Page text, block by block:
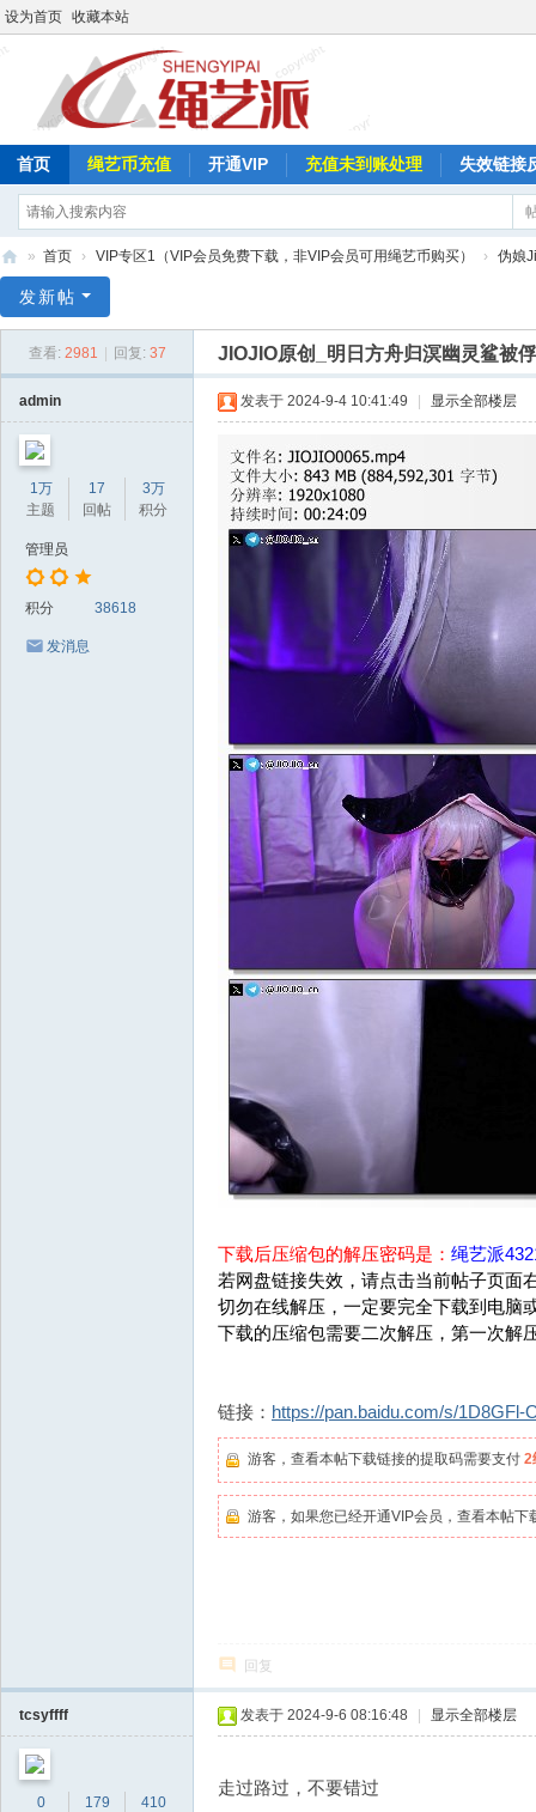
设为首页 收藏本站
首页 绳艺币充值 开通VIP 充值未到账处理 失效链接
艺
» 首页 › VIP专区1（VIP会员免费下载，非VIP会员可用绳艺币购买） › 伪娘
发新帖
查看: 2981 回复: 37 JIOJIO原创_明日方舟归溟幽灵鲨被
admin
1万
主题
17
回帖
3万
积分
管理员
积分 38618
发消息
发表于 2024-9-4 10:41:49 显示全部楼层
下载后压缩包的解压密码是： 绳艺派
若网盘链接失效，请点击当前帖子页面
切勿在线解压，一定要完全下载到电脑
下载的压缩包需要二次解压，第一次解
链接： https://pan.baidu.com/s/1D8GFl-
游客，查看本帖下载链接的提取码需要支付 2
游客，如果您已经开通VIP会员，查看本帖下
回复
tcsyffff
0
179
410
发表于 2024-9-6 08:16:48 显示全部楼层
走过路过，不要错过